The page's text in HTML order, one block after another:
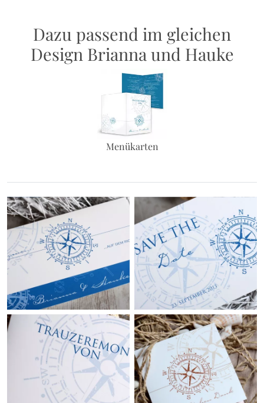
Dazu passend im gleichen
Design Brianna und Hauke
Menükarten